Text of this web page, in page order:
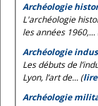
Archéologie
L'archéologie
les années 1960,...
Archéologie
Les débuts de
Lyon, l’art de... (
Archéologie